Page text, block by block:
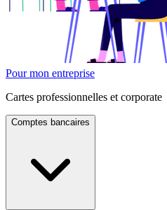
Pour mon entreprise
Cartes professionnelles et corporate
Comptes bancaires